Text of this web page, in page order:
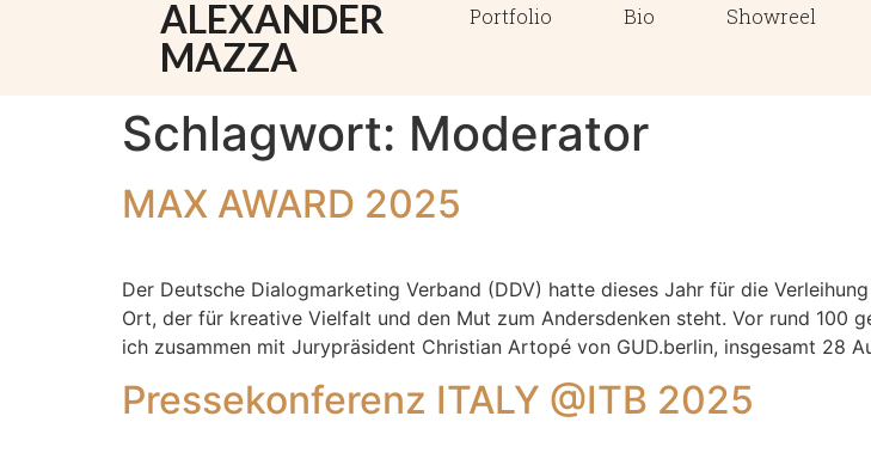
ALEXANDER
MAZZA
Portfolio Bio Showreel
Schlagwort: Moderator
MAX AWARD 2025
Der Deutsche Dialogmarketing Verband (DDV) hatte dieses Jahr für die
Ort, der für kreative Vielfalt und den Mut zum Andersdenken steht. Vor rund 100
ich zusammen mit Jurypräsident Christian Artopé von GUD.berlin, insgesamt 28
Pressekonferenz ITALY @ITB 2025